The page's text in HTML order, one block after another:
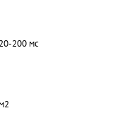
200 мс